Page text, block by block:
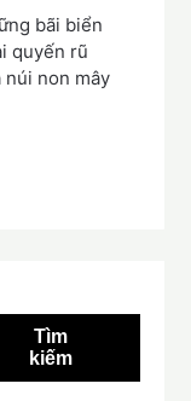
bãi biển
quyến rũ
non mây
Tìm
kiếm